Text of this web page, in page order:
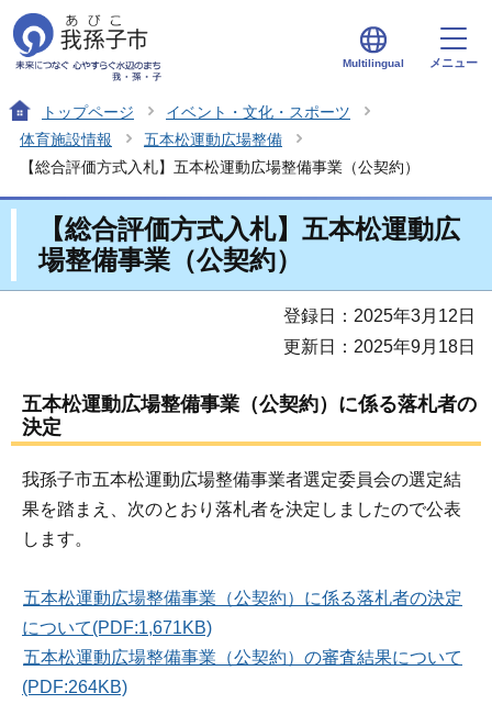
Multilingual メニュー
トップページ
イベント・文化・スポーツ
体育施設情報
五本松運動広場整備
【総合評価方式入札】五本松運動広場整備事業（公契約）
【総合評価方式入札】五本松運動広
場整備事業（公契約）
登録日：2025年3月12日
更新日：2025年9月18日
五本松運動広場整備事業（公契約）に係る落札者の
決定
我孫子市五本松運動広場整備事業者選定委員会の選定結
果を踏まえ、次のとおり落札者を決定しましたので公表
します。
五本松運動広場整備事業（公契約）に係る落札者の決定
について(PDF:1,671KB)
五本松運動広場整備事業（公契約）の審査結果について
(PDF:264KB)